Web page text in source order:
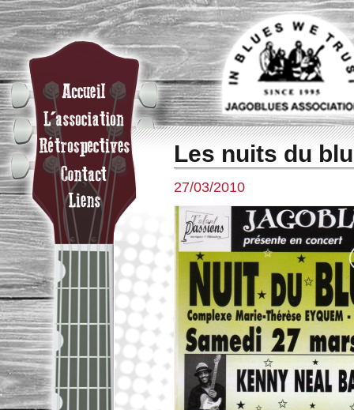
Les nuits du
27/03/2010